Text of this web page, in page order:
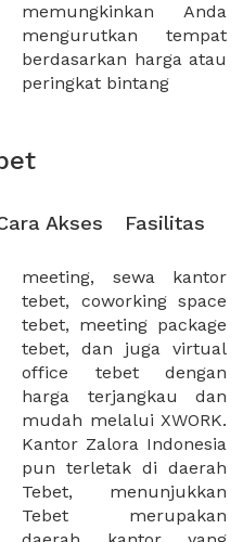
peringkat bintang
Akses Fasilitas